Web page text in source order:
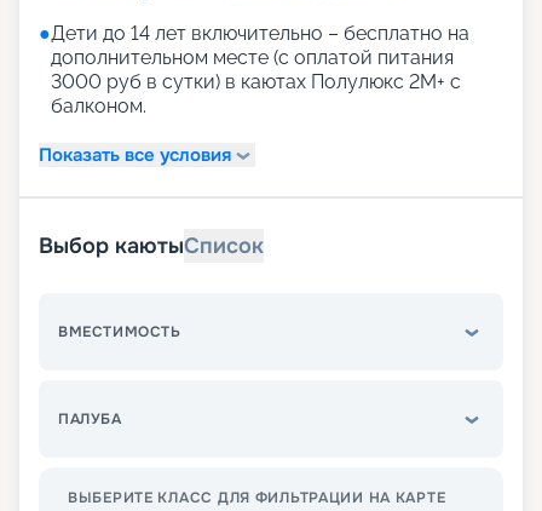
●Дети до 14 лет включительно – бесплатно на
дополнительном месте (с оплатой питания
3000 руб в сутки) в каютах Полулюкс 2М+ с
балконом.
Показать все условия
Выбор каютыСписок
ВМЕСТИМОСТЬ
ПАЛУБА
ВЫБЕРИТЕ КЛАСС ДЛЯ ФИЛЬТРАЦИИ НА КАРТЕ